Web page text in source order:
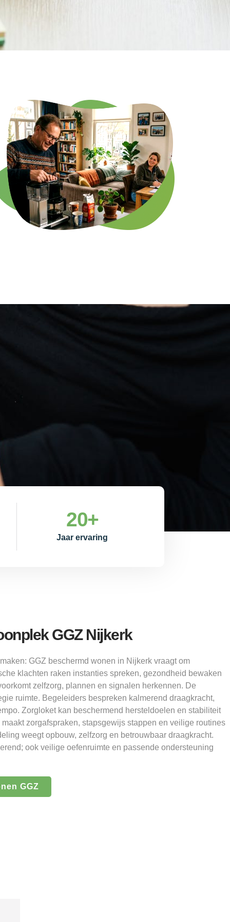
Jaar ervaring
20+
GGZ Nijkerk
GGZ beschermd wonen in Nijkerk vraagt om
klachten raken instanties spreken, gezondheid bewaken
zelfzorg, plannen en signalen herkennen. De
ruimte. Begeleiders bespreken kalmerend draagkracht,
Zorgloket kan beschermend hersteldoelen en stabiliteit
zorgafspraken, stapsgewijs stappen en veilige routines
weegt opbouw, zelfzorg en betrouwbaar draagkracht.
ook veilige oefenruimte en passende ondersteuning
GGZ